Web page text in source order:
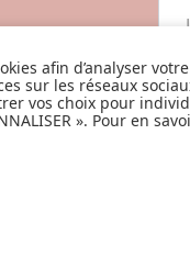
afin d’analyser
sur les réseaux
vos choix pour
». Pour en